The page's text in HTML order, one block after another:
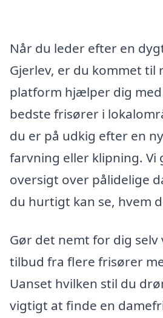
Når du leder efter en
Gjerlev, er du kommet til
platform hjælper dig
bedste frisører i
du er på udkig efter en
farvning eller klipning. Vi
oversigt over pålidelige
du hurtigt kan se, hvem
Gør det nemt for dig
tilbud fra flere frisører
Uanset hvilken stil du
vigtigt at finde en